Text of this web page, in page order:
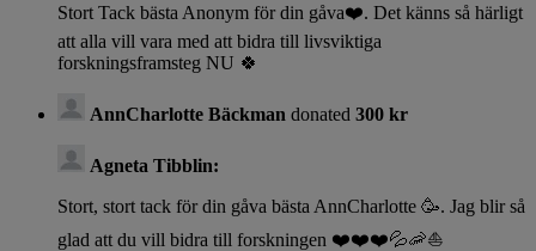
Stort Tack bästa Anonym för din gåva❤️. Det känns så härligt
att alla vill vara med att bidra till livsviktiga
forskningsframsteg NU 🍀
AnnCharlotte Bäckman donated 300 kr
Agneta Tibblin:
Stort, stort tack för din gåva bästa AnnCharlotte 🥳. Jag blir så
glad att du vill bidra till forskningen ❤️❤️❤️💦🦐⛵️